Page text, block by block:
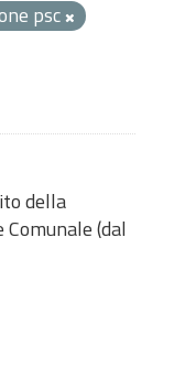
psc
della
(dal